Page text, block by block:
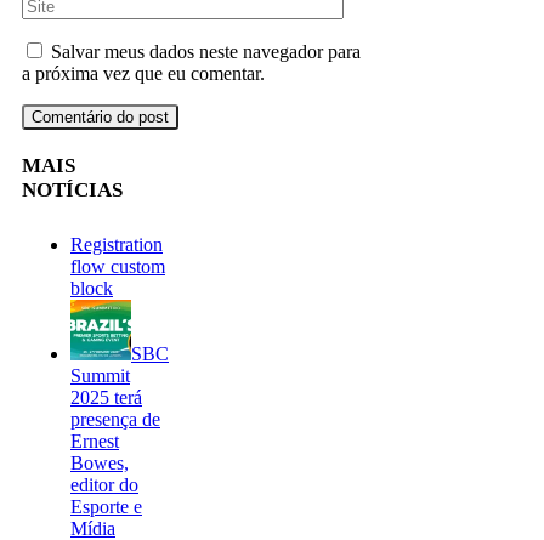
Salvar meus dados neste navegador para
a próxima vez que eu comentar.
MAIS
NOTÍCIAS
Registration
flow custom
block
SBC
Summit
2025 terá
presença de
Ernest
Bowes,
editor do
Esporte e
Mídia